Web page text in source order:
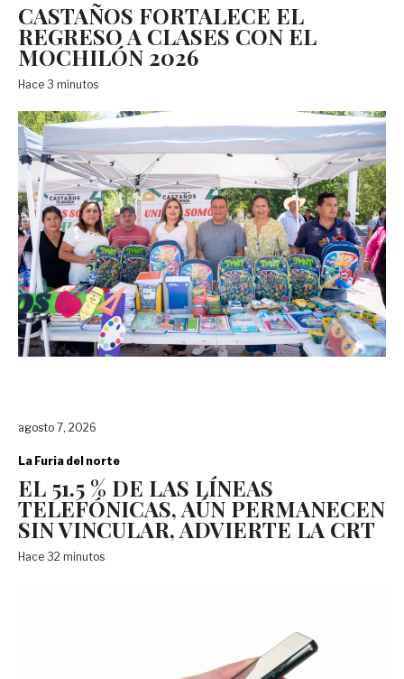
CASTAÑOS FORTALECE EL
REGRESO A CLASES CON EL
MOCHILÓN 2026
Hace 3 minutos
agosto 7, 2026
La Furia del norte
EL 51.5 % DE LAS LÍNEAS
TELEFÓNICAS, AÚN PERMANECEN
SIN VINCULAR, ADVIERTE LA CRT
Hace 32 minutos